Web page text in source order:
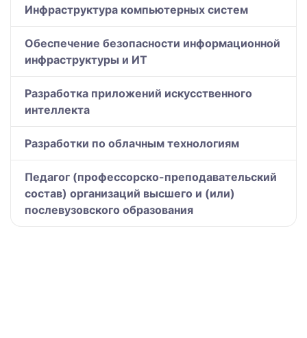
Инфраструктура компьютерных систем
Обеспечение безопасности информационной
инфраструктуры и ИТ
Разработка приложений искусственного
интеллекта
Разработки по облачным технологиям
Педагог (профессорско-преподавательский
состав) организаций высшего и (или)
послевузовского образования